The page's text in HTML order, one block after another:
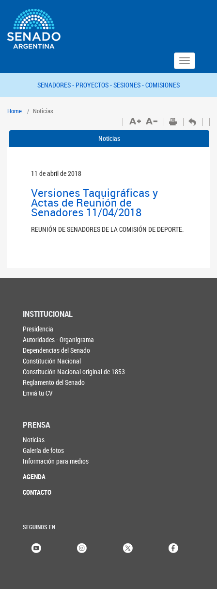
Toggle
navigation
SENADORES - PROYECTOS -SESIONES -COMISIONES
Home Noticias
Noticias
11 de abril de 2018
Versiones Taquigráficas y
Actas de Reunión de
Senadores 11/04/2018
REUNIÓN DE SENADORES DE LA COMISIÓN DE DEPORTE.
INSTITUCIONAL
Presidencia
Autoridades - Organigrama
Dependencias del Senado
Constitución Nacional
Constitución Nacional original de 1853
Reglamento del Senado
Enviá tu CV
PRENSA
Noticias
Galería de fotos
Información para medios
AGENDA
CONTACTO
SEGUINOS EN